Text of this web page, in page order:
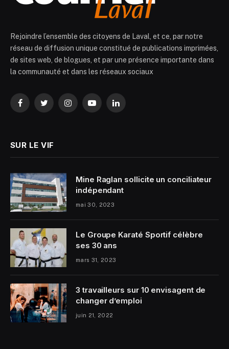
Rejoindre l’ensemble des citoyens de Laval, et ce, par notre
réseau de diffusion unique constitué de publications imprimées,
de sites web, de blogues, et par une présence importante dans
la communauté et dans les réseaux sociaux
FacebookTwitterInstagramYouTubeLinkedIn
SUR LE VIF
Mine Raglan sollicite un conciliateur
indépendant
mai 30, 2023
Le Groupe Karaté Sportif célèbre
ses 30 ans
mars 31, 2023
3 travailleurs sur 10 envisagent de
changer d’emploi
juin 21, 2022